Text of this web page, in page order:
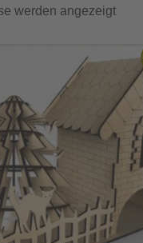
werden angezeigt